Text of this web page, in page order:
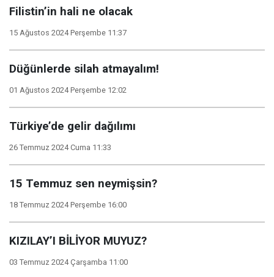
Filistin’in hali ne olacak
15 Ağustos 2024 Perşembe 11:37
Düğünlerde silah atmayalım!
01 Ağustos 2024 Perşembe 12:02
Türkiye’de gelir dağılımı
26 Temmuz 2024 Cuma 11:33
15 Temmuz sen neymişsin?
18 Temmuz 2024 Perşembe 16:00
KIZILAY’I BİLİYOR MUYUZ?
03 Temmuz 2024 Çarşamba 11:00